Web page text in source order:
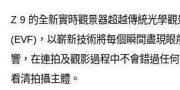
Z 9 的全新實時觀景器超越傳統光學
(EVF)，以嶄新技術將每個瞬間盡現
響，在連拍及觀影過程中不會錯過任
看清拍攝主體。